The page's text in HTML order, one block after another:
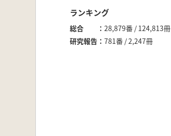
ランキング
総合
28,879番 / 124,813冊
研究報告
781番 / 2,247冊